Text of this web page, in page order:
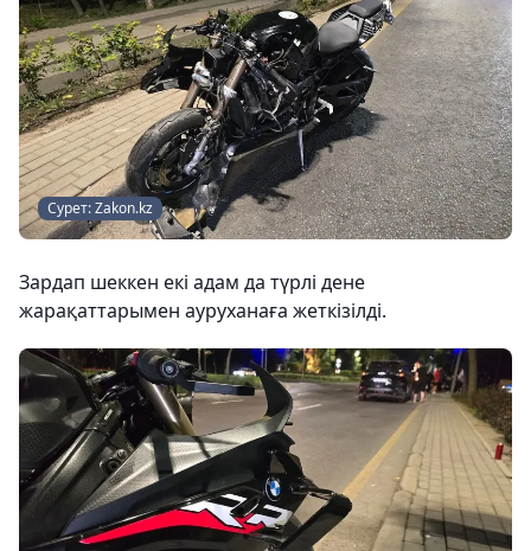
Сурет: Zakon.kz
Зардап шеккен екі адам да түрлі дене
жарақаттарымен ауруханаға жеткізілді.